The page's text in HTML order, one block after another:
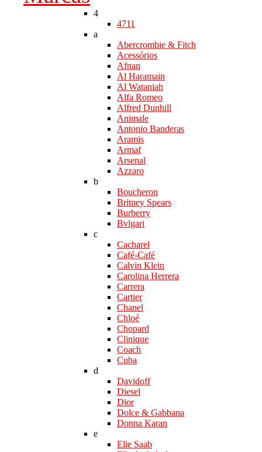
4
4711
a
Abercrombie & Fitch
Acessórios
Afnan
Al Haramain
Al Wataniah
Alfa Romeo
Alfred Dunhill
Animale
Antonio Banderas
Aramis
Armaf
Arsenal
Azzaro
b
Boucheron
Britney Spears
Burberry
Bvlgari
c
Cacharel
Café-Café
Calvin Klein
Carolina Herrera
Carrera
Cartier
Chanel
Chloé
Chopard
Clinique
Coach
Cuba
d
Davidoff
Diesel
Dior
Dolce & Gabbana
Donna Karan
e
Elie Saab